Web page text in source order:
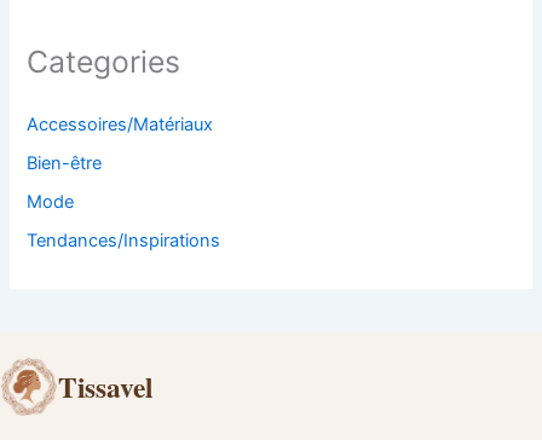
Categories
Accessoires/Matériaux
Bien-être
Mode
Tendances/Inspirations
Tissavel